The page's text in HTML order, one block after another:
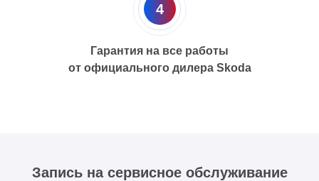
4
Гарантия на все работы
от официального дилера Skoda
Запись на сервисное обслуживание